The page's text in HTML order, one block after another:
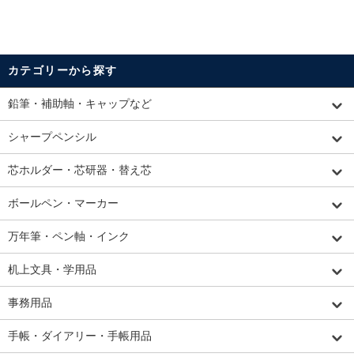
カテゴリーから探す
鉛筆・補助軸・キャップなど
シャープペンシル
芯ホルダー・芯研器・替え芯
ボールペン・マーカー
万年筆・ペン軸・インク
机上文具・学用品
事務用品
手帳・ダイアリー・手帳用品